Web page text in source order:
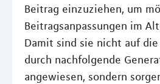
Beitrag einzuziehen, um
Beitragsanpassungen im
Damit sind sie nicht auf
durch nachfolgende
angewiesen, sondern